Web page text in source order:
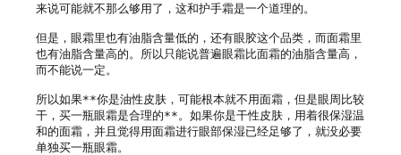
来说可能就不那么够用了，这和护手霜是一个道理的。
但是，眼霜里也有油脂含量低的，还有眼胶这个品类，而面霜里
也有油脂含量高的。所以只能说普遍眼霜比面霜的油脂含量高，
而不能说一定。
所以如果**你是油性皮肤，可能根本就不用面霜，但是眼周比较
干，买一瓶眼霜是合理的**。如果你是干性皮肤，用着很保湿温
和的面霜，并且觉得用面霜进行眼部保湿已经足够了，就没必要
单独买一瓶眼霜。